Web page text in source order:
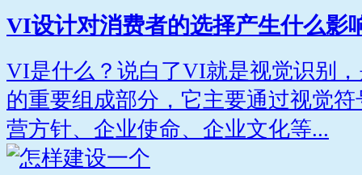
VI设计对消费者的选择产生什么影
VI是什么？说白了VI就是视觉识别
的重要组成部分，它主要通过视觉
营方针、企业使命、企业文化等...